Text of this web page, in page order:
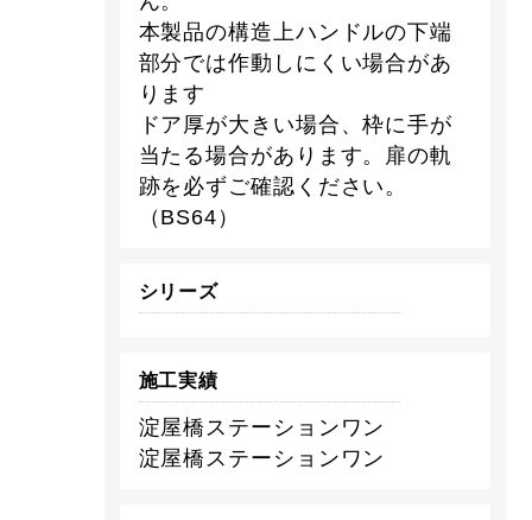
本製品の構造上ハンドルの下端
部分では作動しにくい場合があ
ります
ドア厚が大きい場合、枠に手が
当たる場合があります。扉の軌
跡を必ずご確認ください。
（BS64）
シリーズ
施工実績
淀屋橋ステーションワン
淀屋橋ステーションワン